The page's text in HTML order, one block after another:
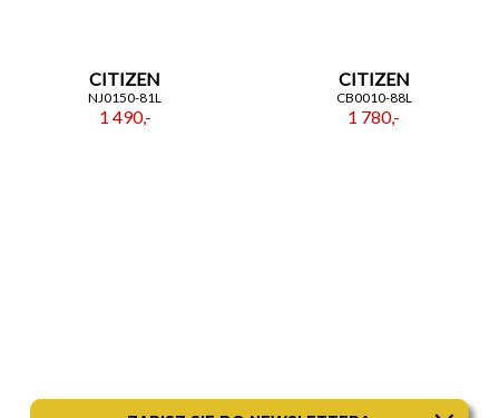
CITIZEN
NJ0150-81L
1 490,-
CITIZEN
CB0010-88L
1 780,-
CITIZEN ROAMER